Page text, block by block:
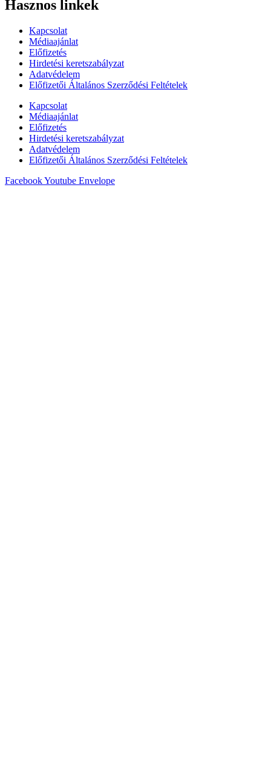
Hasznos linkek
Kapcsolat
Médiaajánlat
Előfizetés
Hirdetési keretszabályzat
Adatvédelem
Előfizetői Általános Szerződési Feltételek
Kapcsolat
Médiaajánlat
Előfizetés
Hirdetési keretszabályzat
Adatvédelem
Előfizetői Általános Szerződési Feltételek
FacebookYoutube Envelope